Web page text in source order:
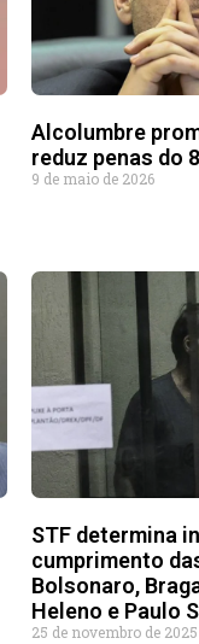
Alcolumbre
reduz penas do
9 de maio de 2026
STF determina
cumprimento
Bolsonaro,
Heleno e Paulo
25 de novembro de 2025